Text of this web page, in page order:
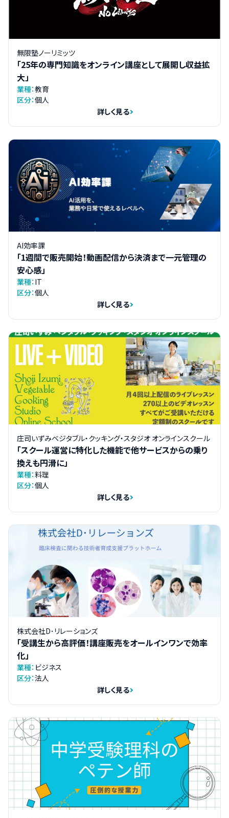
無限塾ノーリミッツ
「25年の専門知識をオンライン講座として展開し収益拡
大」
業種：教育
区分：個人
詳しく見る
AI効率課
「1週間で販売開始！動画配信から決済まで一元管理の
安心感」
業種： IT
区分：個人
詳しく見る
庄司いずみベジタブル・クッキング・スタジオ オンラインスクール
「スクール運営に特化した機能で他サービスからの乗り
換えも円滑に」
業種：料理
区分：個人
詳しく見る
株式会社D･リレーションズ
「受講生から高評価！講座販売をオールインワンで効率
化」
業種： ビジネス
区分：法人
詳しく見る